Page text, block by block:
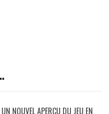
NOUVEL APERÇU DU JEU EN